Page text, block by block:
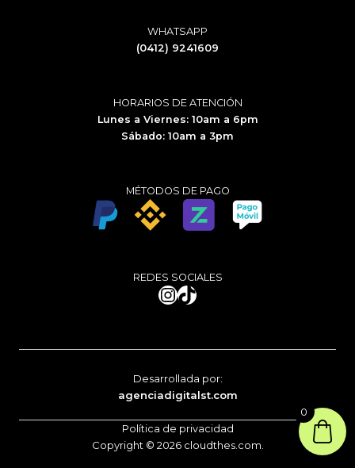
WHATSAPP
(0412) 9241609
HORARIOS DE ATENCIÓN
Lunes a Viernes: 10am a 6pm
Sábado: 10am a 3pm
MÉTODOS DE PAGO
REDES SOCIALES
Instagram
TikTok
Copyright © 2026 cloudthes.com.
Política de privacidad
Desarrollada por:
agenciadigitalst.com
0